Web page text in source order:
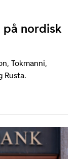
på nordisk
Tokmanni,
Rusta.